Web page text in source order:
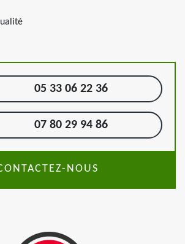
05 33 06 22 36
07 80 29 94 86
NOUS